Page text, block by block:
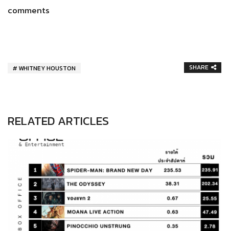
comments
WHITNEY HOUSTON SHARE
RELATED ARTICLES